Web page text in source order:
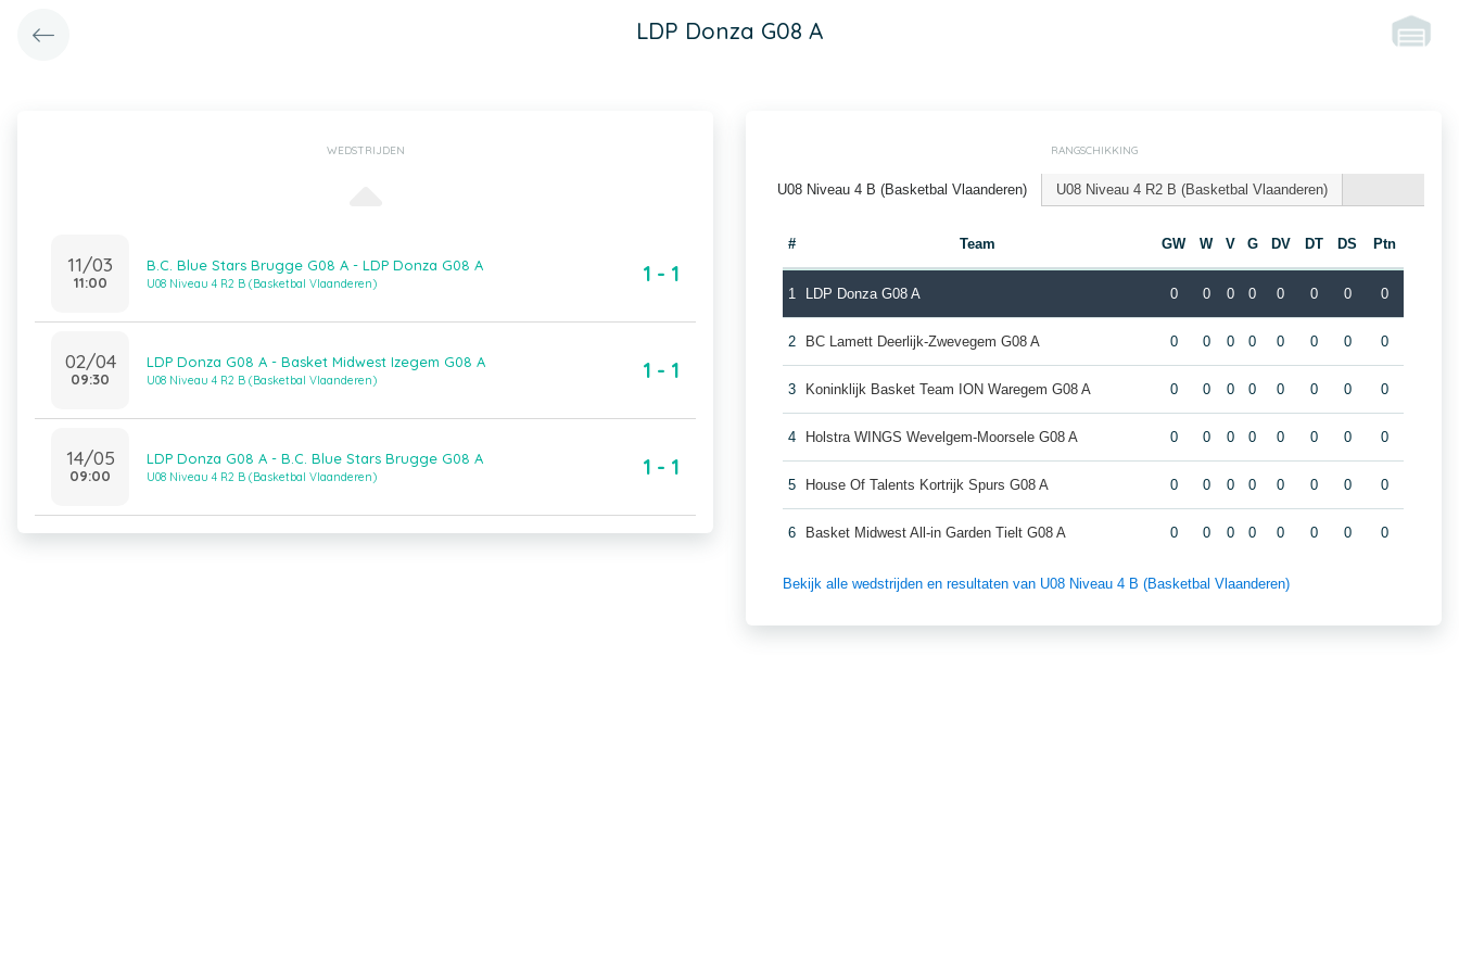
LDP Donza G08 A
WEDSTRIJDEN
11/03
11:00
B.C. Blue Stars Brugge G08 A - LDP Donza G08 A
U08 Niveau 4 R2 B (Basketbal Vlaanderen) 1 - 1
02/04
09:30
LDP Donza G08 A - Basket Midwest Izegem G08 A
U08 Niveau 4 R2 B (Basketbal Vlaanderen) 1 - 1
14/05
09:00
LDP Donza G08 A - B.C. Blue Stars Brugge G08 A
U08 Niveau 4 R2 B (Basketbal Vlaanderen) 1 - 1
RANGSCHIKKING
U08 Niveau 4 B (Basketbal Vlaanderen) U08 Niveau 4 R2 B (Basketbal Vlaanderen)
# Team GW W V G DV DT DS Ptn
1 LDP Donza G08 A 0 0 0 0 0 0 0 0
2 BC Lamett Deerlijk-Zwevegem G08 A 0 0 0 0 0 0 0 0
3 Koninklijk Basket Team ION Waregem G08 A 0 0 0 0 0 0 0 0
4 Holstra WINGS Wevelgem-Moorsele G08 A 0 0 0 0 0 0 0 0
5 House Of Talents Kortrijk Spurs G08 A 0 0 0 0 0 0 0 0
6 Basket Midwest All-in Garden Tielt G08 A 0 0 0 0 0 0 0 0
Bekijk alle wedstrijden en resultaten van U08 Niveau 4 B (Basketbal Vlaanderen)